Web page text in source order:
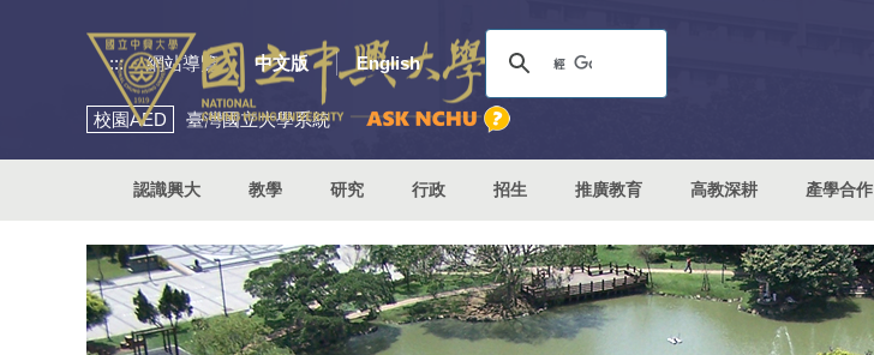
::: 網站導覽 中文版 English
校園AED 臺灣國立大學系統
認識興大 教學 研究 行政 招生 推廣教育 高教深耕 產學合作